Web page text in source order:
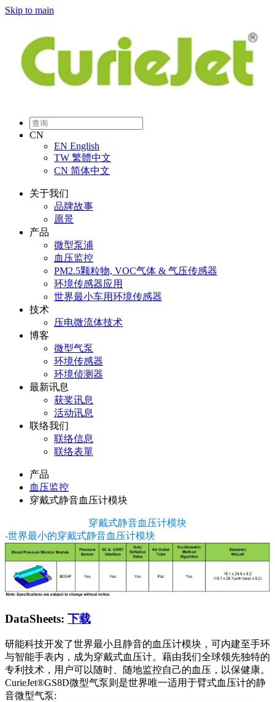
Skip to main
CN
EN English
TW 繁體中文
CN 简体中文
关于我们
品牌故事
愿景
产品
微型泵浦
血压监控
PM2.5颗粒物, VOC气体 & 气压传感器
环境传感器应用
世界最小车用环境传感器
技术
压电微流体技术
博客
微型气泵
环境传感器
环境侦测器
最新讯息
获奖讯息
活动讯息
联络我们
联络信息
联络表單
产品
血压监控
穿戴式静音血压计模块
穿戴式静音血压计模块
-世界最小的穿戴式静音血压计模块
DataSheets: 下载
研能科技开发了世界最小且静音的血压计模块，可内建至手环
与智能手表内，成为穿戴式血压计。藉由我们全球领先独特的
专利技术，用户可以随时、随地监控自己的血压，以保健康。
CurieJet®GS8D微型气泵则是世界唯一适用于臂式血压计的静
音微型气泵: